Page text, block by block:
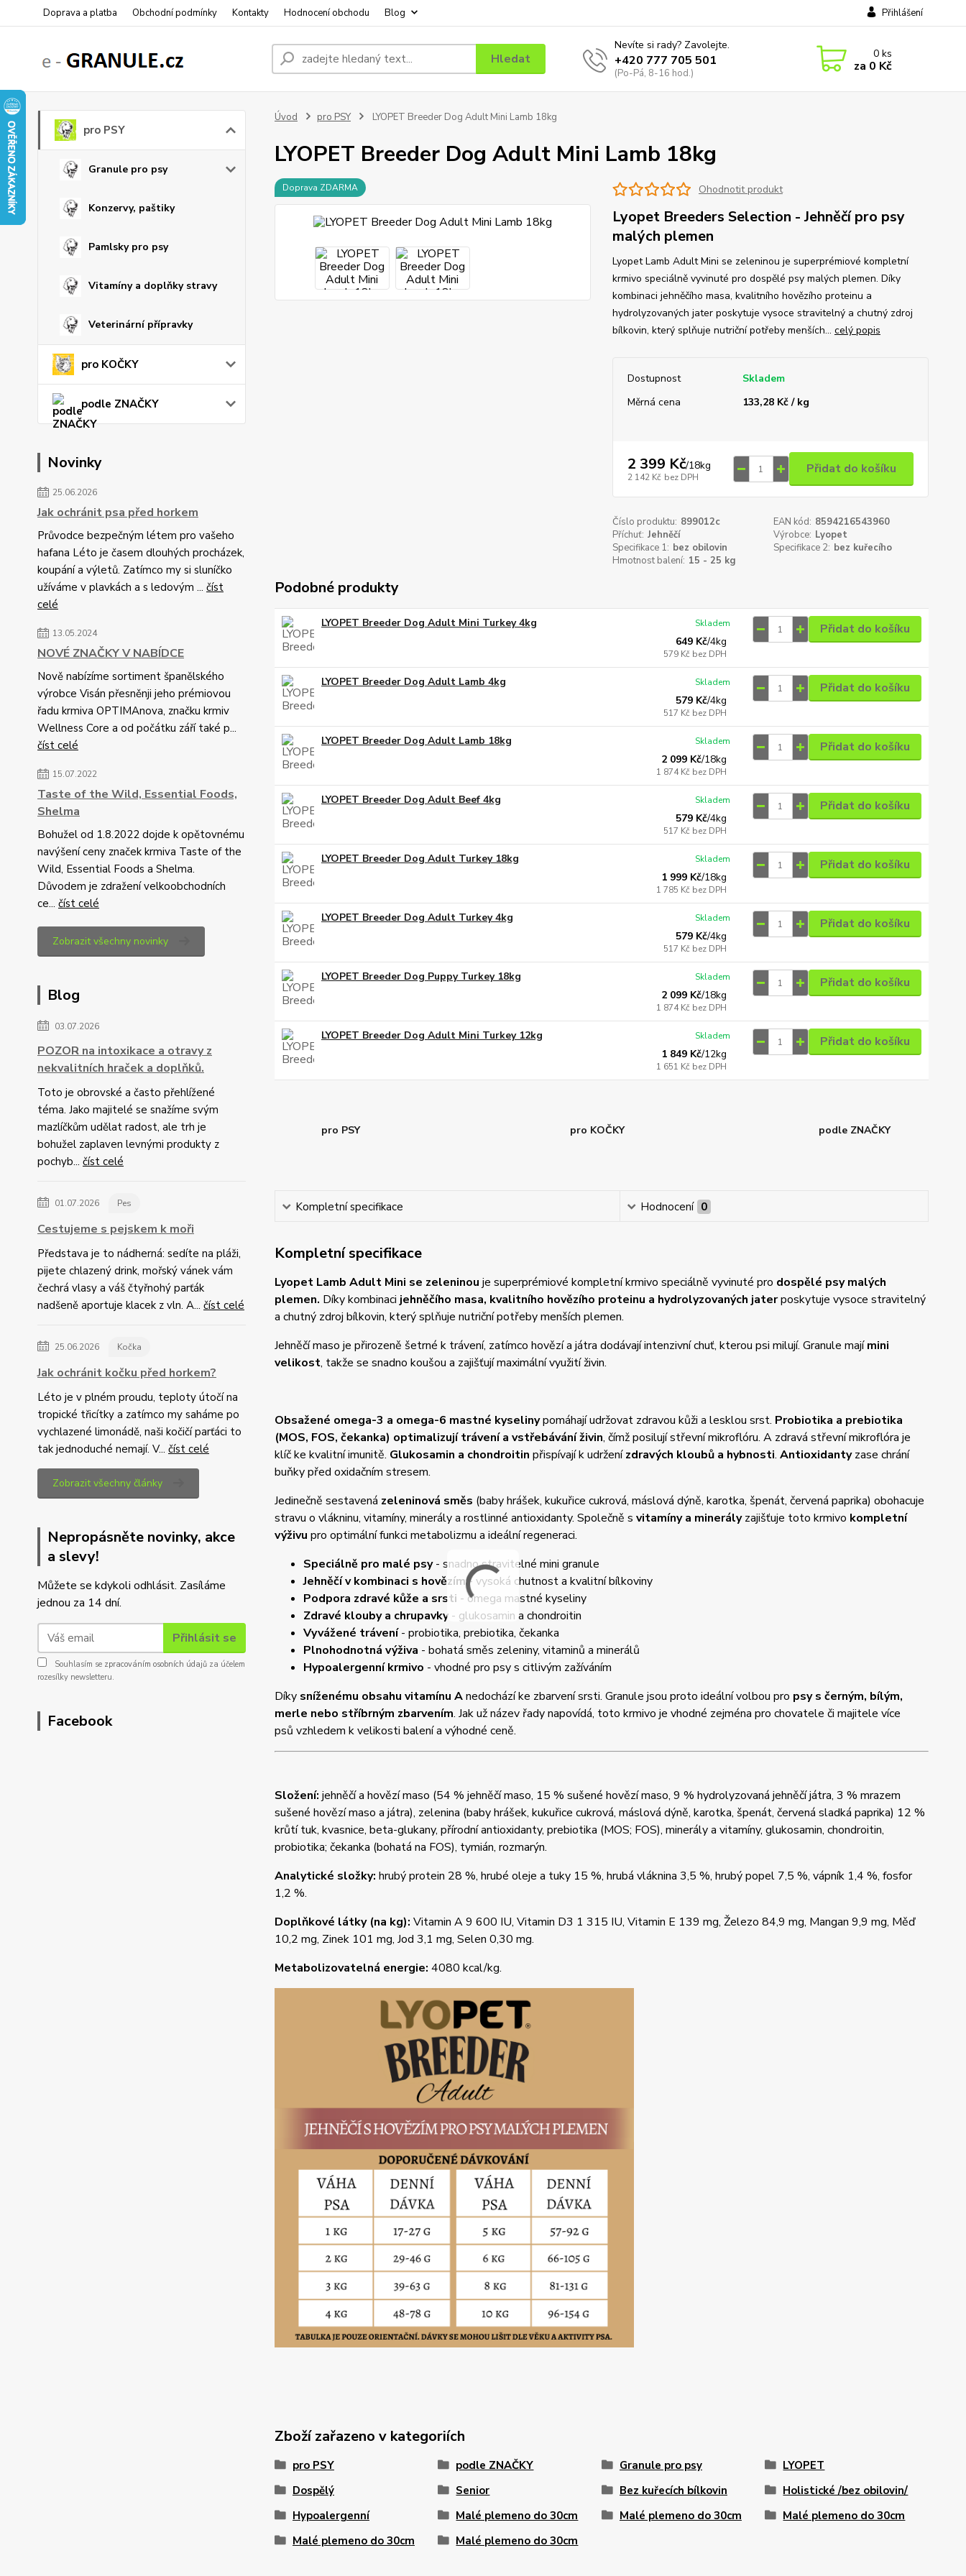
Doprava a platba Obchodní podmínky Kontakty Hodnocení obchodu Blog Přihlášení
Hledat
Nevíte si rady? Zavolejte.
+420 777 705 501
(Po-Pá, 8-16 hod.)
0ks
za 0 Kč
pro PSY
Granule pro psy
Konzervy, paštiky
Pamlsky pro psy
Vitamíny a doplňky stravy
Veterinární přípravky
pro KOČKY
podle ZNAČKY
Novinky
25.06.2026
Jak ochránit psa před horkem
Průvodce bezpečným létem pro vašeho
hafana Léto je časem dlouhých procházek,
koupání a výletů. Zatímco my si sluníčko
užíváme v plavkách a s ledovým ... číst
celé
13.05.2024
NOVÉ ZNAČKY V NABÍDCE
Nově nabízíme sortiment španělského
výrobce Visán přesněnji jeho prémiovou
řadu krmiva OPTIMAnova, značku krmiv
Wellness Core a od počátku září také p...
číst celé
15.07.2022
Taste of the Wild, Essential Foods,
Shelma
Bohužel od 1.8.2022 dojde k opětovnému
navýšení ceny značek krmiva Taste of the
Wild, Essential Foods a Shelma.
Důvodem je zdražení velkoobchodních
ce... číst celé
Zobrazit všechny novinky
Blog
03.07.2026
POZOR na intoxikace a otravy z
nekvalitních hraček a doplňků.
Toto je obrovské a často přehlížené
téma. Jako majitelé se snažíme svým
mazlíčkům udělat radost, ale trh je
bohužel zaplaven levnými produkty z
pochyb... číst celé
01.07.2026 Pes
Cestujeme s pejskem k moři
Představa je to nádherná: sedíte na pláži,
pijete chlazený drink, mořský vánek vám
čechrá vlasy a váš čtyřnohý parťák
nadšeně aportuje klacek z vln. A... číst celé
25.06.2026 Kočka
Jak ochránit kočku před horkem?
Léto je v plném proudu, teploty útočí na
tropické třicítky a zatímco my saháme po
vychlazené limonádě, naši kočičí parťáci to
tak jednoduché nemají. V... číst celé
Zobrazit všechny články
Nepropásněte novinky, akce
a slevy!
Můžete se kdykoli odhlásit. Zasíláme
jednou za 14 dní.
Přihlásit se
Souhlasím se zpracováním osobních údajů za účelem
rozesílky newsletteru.
Facebook
Úvod pro PSY LYOPET Breeder Dog Adult Mini Lamb 18kg
LYOPET Breeder Dog Adult Mini Lamb 18kg
Doprava ZDARMA Ohodnotit produkt
Lyopet Breeders Selection - Jehněčí pro psy
malých plemen
Lyopet Lamb Adult Mini se zeleninou je superprémiové kompletní
krmivo speciálně vyvinuté pro dospělé psy malých plemen. Díky
kombinaci jehněčího masa, kvalitního hovězího proteinu a
hydrolyzovaných jater poskytuje vysoce stravitelný a chutný zdroj
bílkovin, který splňuje nutriční potřeby menších... celý popis
Dostupnost
Skladem
Měrná cena
133,28 Kč / kg
2 399 Kč/18kg
2 142 Kč bez DPH
Přidat do košíku
Číslo produktu: 899012c EAN kód: 8594216543960
Příchuť: Jehněčí Výrobce: Lyopet
Specifikace 1: bez obilovin Specifikace 2: bez kuřecího
Hmotnost balení: 15 - 25 kg
Podobné produkty
LYOPET Breeder Dog Adult Mini Turkey 4kg
649 Kč/4kg
579 Kč bez DPH
Skladem Přidat do košíku
LYOPET Breeder Dog Adult Lamb 4kg
579 Kč/4kg
517 Kč bez DPH
Skladem Přidat do košíku
LYOPET Breeder Dog Adult Lamb 18kg
2 099 Kč/18kg
1 874 Kč bez DPH
Skladem Přidat do košíku
LYOPET Breeder Dog Adult Beef 4kg
579 Kč/4kg
517 Kč bez DPH
Skladem Přidat do košíku
LYOPET Breeder Dog Adult Turkey 18kg
1 999 Kč/18kg
1 785 Kč bez DPH
Skladem Přidat do košíku
LYOPET Breeder Dog Adult Turkey 4kg
579 Kč/4kg
517 Kč bez DPH
Skladem Přidat do košíku
LYOPET Breeder Dog Puppy Turkey 18kg
2 099 Kč/18kg
1 874 Kč bez DPH
Skladem Přidat do košíku
LYOPET Breeder Dog Adult Mini Turkey 12kg
1 849 Kč/12kg
1 651 Kč bez DPH
Skladem Přidat do košíku
pro PSY pro KOČKY podle ZNAČKY
Kompletní specifikace Hodnocení 0
Kompletní specifikace
Lyopet Lamb Adult Mini se zeleninou je superprémiové kompletní krmivo speciálně vyvinuté pro dospělé psy malých
plemen. Díky kombinaci jehněčího masa, kvalitního hovězího proteinu a hydrolyzovaných jaterposkytuje vysoce stravitelný
a chutný zdroj bílkovin, který splňuje nutriční potřeby menších plemen.
Jehněčí maso je přirozeně šetrné k trávení, zatímco hovězí a játra dodávají intenzivní chuť, kterou psi milují. Granule majímini
velikost, takže se snadno koušou a zajišťují maximální využití živin.
Obsažené omega-3 a omega-6 mastné kyselinypomáhají udržovat zdravou kůži a lesklou srst. Probiotika a prebiotika
(MOS, FOS, čekanka) optimalizují trávení a vstřebávání živin, čímž posilují střevní mikroflóru. A zdravá střevní mikroflóra je
klíč ke kvalitní imunitě. Glukosamin a chondroitin přispívají k udrženízdravých kloubů a hybnosti. Antioxidantyzase chrání
buňky před oxidačním stresem.
Jedinečně sestavená zeleninová směs (baby hrášek, kukuřice cukrová, máslová dýně, karotka, špenát, červená paprika) obohacuje
stravu o vlákninu, vitamíny, minerály a rostlinné antioxidanty. Společně s vitamíny a minerályzajišťuje toto krmivo kompletní
výživu pro optimální funkci metabolizmu a ideální regeneraci.
Speciálně pro malé psy- snadno stravitelné mini granule
Jehněčí v kombinaci s hovězím- vysoká chutnost a kvalitní bílkoviny
Podpora zdravé kůže a srsti - omega mastné kyseliny
Zdravé klouby a chrupavky- glukosamin a chondroitin
Vyvážené trávení- probiotika, prebiotika, čekanka
Plnohodnotná výživa - bohatá směs zeleniny, vitaminů a minerálů
Hypoalergenní krmivo - vhodné pro psy s citlivým zažíváním
Díky sníženému obsahu vitamínu Anedochází ke zbarvení srsti. Granule jsou proto ideální volbou pro psy s černým, bílým,
merle nebo stříbrným zbarvením. Jak už název řady napovídá, toto krmivo je vhodné zejména pro chovatele či majitele více
psů vzhledem k velikosti balení a výhodné ceně.
Složení: jehněčí a hovězí maso (54 % jehněčí maso, 15 % sušené hovězí maso, 9 % hydrolyzovaná jehněčí játra, 3 % mrazem
sušené hovězí maso a játra), zelenina (baby hrášek, kukuřice cukrová, máslová dýně, karotka, špenát, červená sladká paprika) 12 %
krůtí tuk, kvasnice, beta-glukany, přírodní antioxidanty, prebiotika (MOS; FOS), minerály a vitamíny, glukosamin, chondroitin,
probiotika; čekanka (bohatá na FOS), tymián, rozmarýn.
Analytické složky: hrubý protein 28 %, hrubé oleje a tuky 15 %, hrubá vláknina 3,5 %, hrubý popel 7,5 %, vápník 1,4 %, fosfor
1,2 %.
Doplňkové látky (na kg): Vitamin A 9 600 IU, Vitamin D3 1 315 IU, Vitamin E 139 mg, Železo 84,9 mg, Mangan 9,9 mg, Měď
10,2 mg, Zinek 101 mg, Jod 3,1 mg, Selen 0,30 mg.
Metabolizovatelná energie: 4080 kcal/kg.
Zboží zařazeno v kategoriích
pro PSY podle ZNAČKY Granule pro psy
LYOPET
Dospělý
Senior Bez kuřecích bílkovin
Holistické /bez obilovin/
Hypoalergenní
Malé plemeno do 30cm Malé plemeno do 30cm
Malé plemeno do 30cm
Malé plemeno do 30cm
Malé plemeno do 30cm